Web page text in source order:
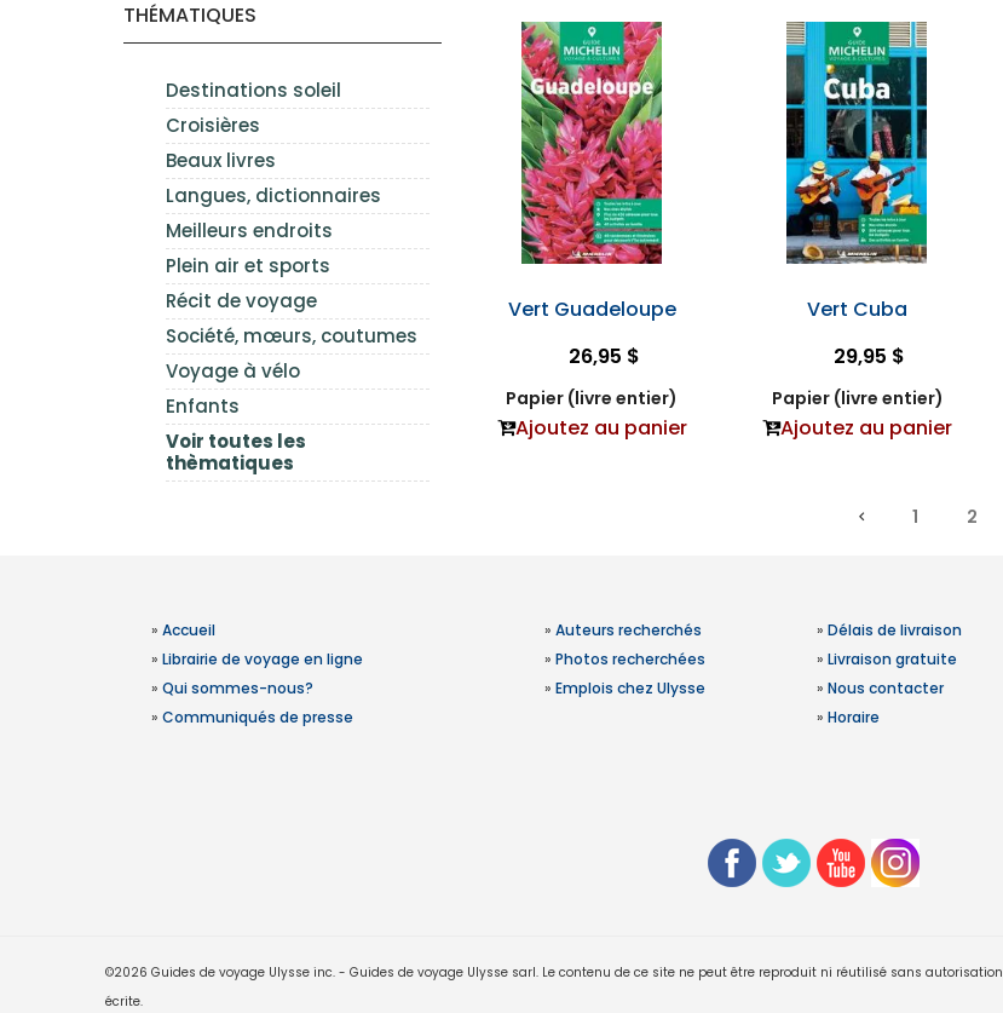
THÉMATIQUES
Destinations soleil
Croisières
Beaux livres
Langues, dictionnaires
Meilleurs endroits
Plein air et sports
Récit de voyage
Société, mœurs, coutumes
Voyage à vélo
Enfants
Voir toutes les
thèmatiques
Vert Guadeloupe
26,95 $
Papier (livre entier)
Ajoutez au panier
Vert Cuba
29,95 $
Papier (livre entier)
Ajoutez au panier
1 2
» Accueil
» Librairie de voyage en ligne
» Qui sommes-nous?
» Communiqués de presse
» Auteurs recherchés
» Photos recherchées
» Emplois chez Ulysse
» Délais de livraison
» Livraison gratuite
» Nous contacter
» Horaire
©2026 Guides de voyage Ulysse inc. - Guides de voyage Ulysse sarl. Le contenu de ce site ne peut être reproduit ni réutilisé sans autorisation
écrite.